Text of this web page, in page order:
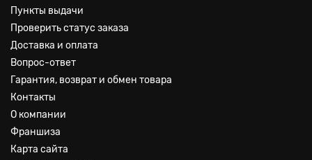
Пункты выдачи
Проверить статус заказа
Доставка и оплата
Вопрос-ответ
Гарантия, возврат и обмен товара
Контакты
О компании
Франшиза
Карта сайта